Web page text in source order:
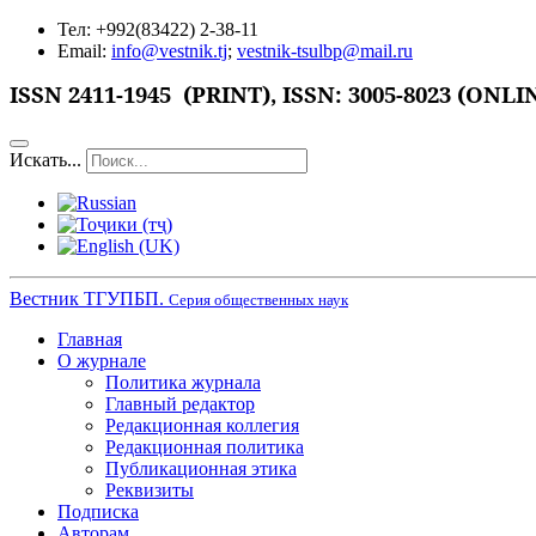
Тел: +992(83422) 2-38-11
Email: info@vestnik.tj; vestnik-tsulbp@mail.ru
ISSN 2411-1945 (PRINT), ISSN: 3005-8023
Искать...
Вестник ТГУПБП. Серия общественных наук
Главная
О журнале
Политика журнала
Главный редактор
Редакционная коллегия
Редакционная политика
Публикационная этика
Реквизиты
Подписка